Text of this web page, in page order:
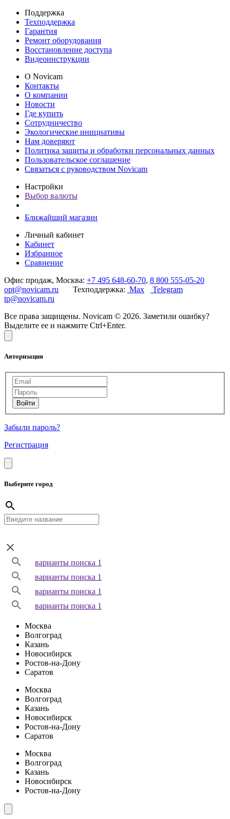
Поддержка
Техподдержка
Гарантия
Ремонт оборудования
Восстановление доступа
Видеоинструкции
О Novicam
Контакты
О компании
Новости
Где купить
Сотрудничество
Экологические инициативы
Нам доверяют
Политика защиты и обработки персональных данных
Пользовательское соглашение
Связаться с руководством Novicam
Настройки
Выбор валюты
Ближайший магазин
Личный кабинет
Кабинет
Избранное
Сравнение
Офис продаж, Москва: +7 495 648-60-70, 8 800 555-05-20
opt@novicam.ru Техподдержка: Max
Telegram
tp@novicam.ru
Все права защищены. Novicam © 2026. Заметили ошибку?
Выделите ее и нажмите Ctrl+Enter.
Авторизация
Забыли пароль?
Регистрация
Выберите город
варианты поиска 1
варианты поиска 1
варианты поиска 1
варианты поиска 1
Москва
Волгоград
Казань
Новосибирск
Ростов-на-Дону
Саратов
Москва
Волгоград
Казань
Новосибирск
Ростов-на-Дону
Саратов
Москва
Волгоград
Казань
Новосибирск
Ростов-на-Дону